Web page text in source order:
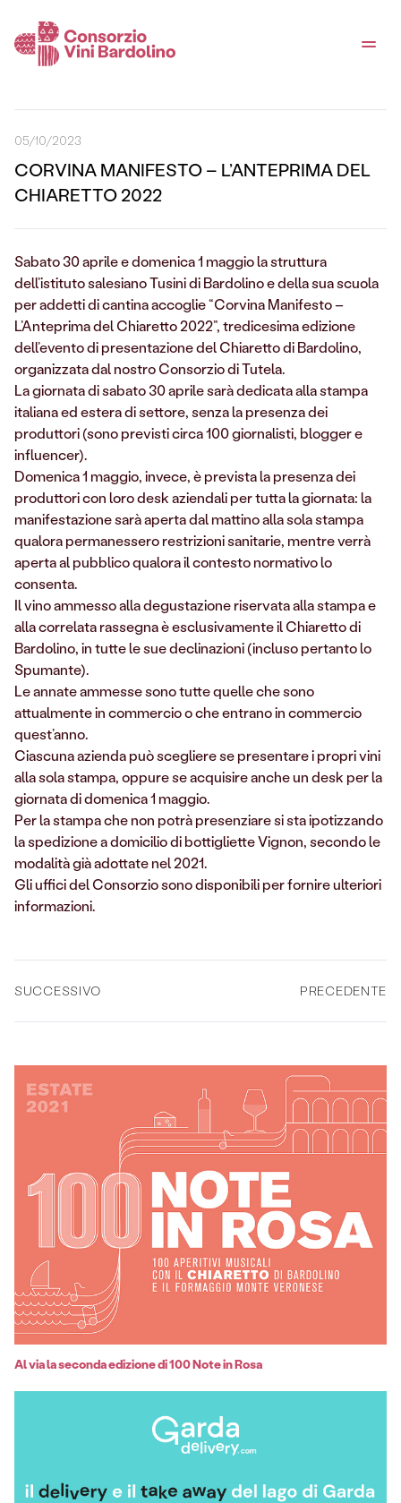
05/10/2023
CORVINA MANIFESTO – L’ANTEPRIMA DEL
CHIARETTO 2022
Sabato 30 aprile e domenica 1 maggio la struttura
dell’istituto salesiano Tusini di Bardolino e della sua scuola
per addetti di cantina accoglie “Corvina Manifesto –
L’Anteprima del Chiaretto 2022”, tredicesima edizione
dell’evento di presentazione del Chiaretto di Bardolino,
organizzata dal nostro Consorzio di Tutela.
La giornata di sabato 30 aprile sarà dedicata alla stampa
italiana ed estera di settore, senza la presenza dei
produttori (sono previsti circa 100 giornalisti, blogger e
influencer).
Domenica 1 maggio, invece, è prevista la presenza dei
produttori con loro desk aziendali per tutta la giornata: la
manifestazione sarà aperta dal mattino alla sola stampa
qualora permanessero restrizioni sanitarie, mentre verrà
aperta al pubblico qualora il contesto normativo lo
consenta.
Il vino ammesso alla degustazione riservata alla stampa e
alla correlata rassegna è esclusivamente il Chiaretto di
Bardolino, in tutte le sue declinazioni (incluso pertanto lo
Spumante).
Le annate ammesse sono tutte quelle che sono
attualmente in commercio o che entrano in commercio
quest’anno.
Ciascuna azienda può scegliere se presentare i propri vini
alla sola stampa, oppure se acquisire anche un desk per la
giornata di domenica 1 maggio.
Per la stampa che non potrà presenziare si sta ipotizzando
la spedizione a domicilio di bottigliette Vignon, secondo le
modalità già adottate nel 2021.
Gli uffici del Consorzio sono disponibili per fornire ulteriori
informazioni.
SUCCESSIVO PRECEDENTE
Al via la seconda edizione di 100 Note in Rosa